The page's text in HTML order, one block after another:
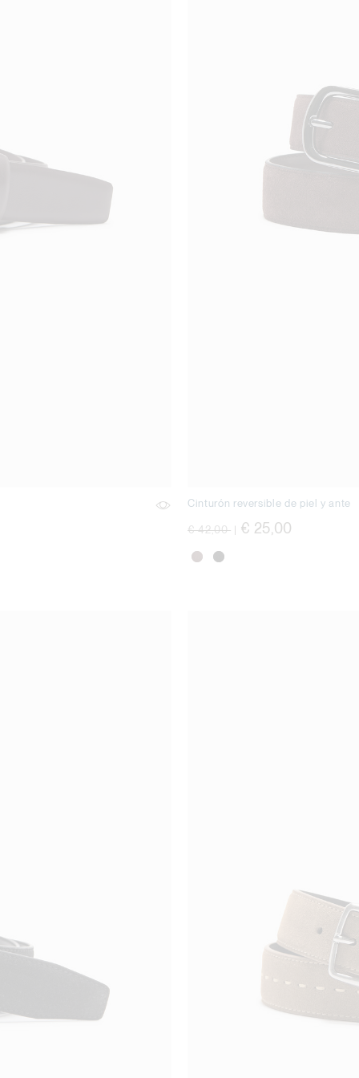
Cinturón reversible de piel y ante
precio rebajado desde
€ 42,00 a| € 25,00